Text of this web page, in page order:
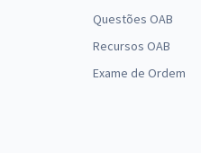
Questões OAB
Recursos OAB
Exame de Ordem